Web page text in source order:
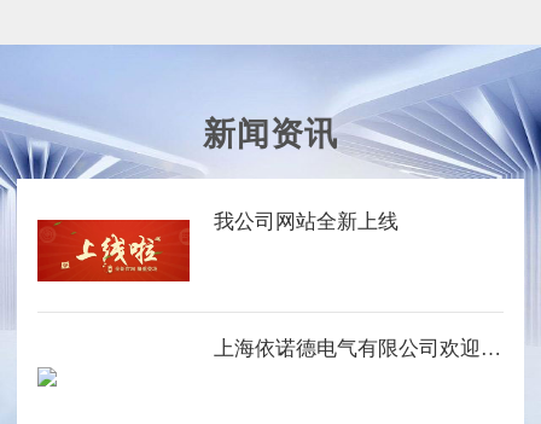
新闻资讯
我公司网站全新上线
上海依诺德电气有限公司欢迎您的光临